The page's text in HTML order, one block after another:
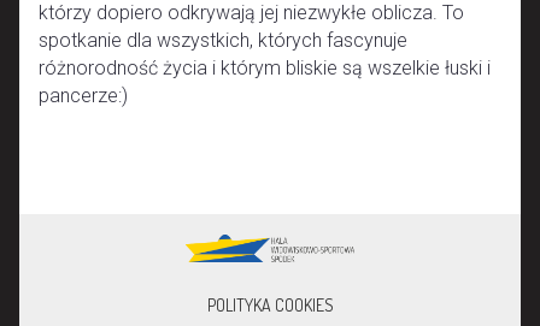
którzy dopiero odkrywają jej niezwykłe oblicza. To
spotkanie dla wszystkich, których fascynuje
różnorodność życia i którym bliskie są wszelkie łuski i
pancerze:)
POLITYKA COOKIES